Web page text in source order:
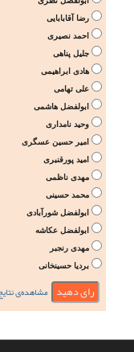
رضا آقابابایی
احمد نصیری
جلیل پناهی
هادی ابراهیمی
علی تهامی
ابولفضل هاشمی
وحید نامداری
امیر حسین عسگری
امید پورقنبری
مهدی ناظمی
محمد حسینی
ابولفضل شورآبادی
ابولفضل عکاشه
مهدی رنجبر
بردیا حسینخانی
مشاهده‌ی